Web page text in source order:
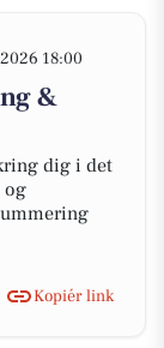
18:00
&
dig i det
og
Kopiér link